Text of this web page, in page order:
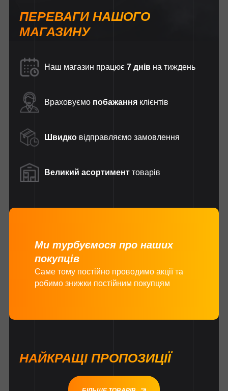
ПЕРЕВАГИ НАШОГО
МАГАЗИНУ
Наш магазин працює 7 днів на тиждень
Враховуємо побажання клієнтів
Швидко відправляємо замовлення
Великий асортимент товарів
Ми турбуємося про наших
покупців
Саме тому постійно проводимо акції та
робимо знижки постійним покупцям
НАЙКРАЩІ ПРОПОЗИЦІЇ